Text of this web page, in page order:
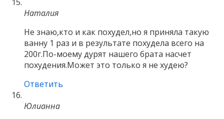
Наталия
Не знаю,кто и как похудел,но я приняла такую
ванну 1 раз и в результате похудела всего на
200г.По-моему дурят нашего брата насчет
похудения.Может это только я не худею?
Ответить
Юлианна